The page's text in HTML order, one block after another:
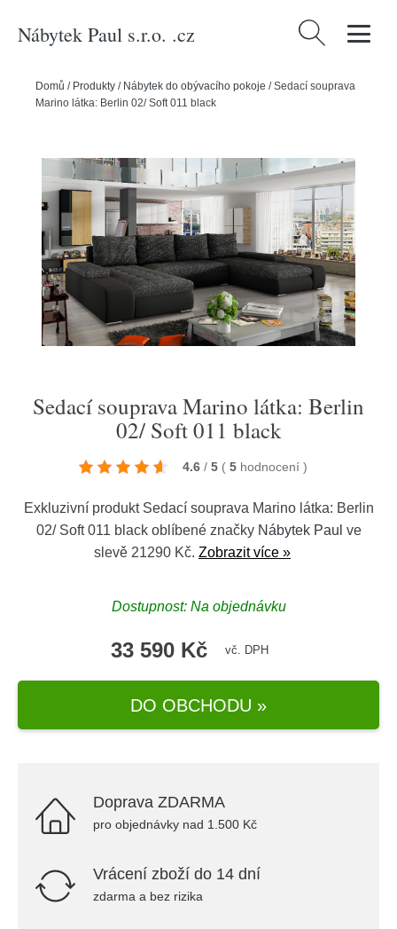
Nábytek Paul s.r.o. .cz Vyhledávání
Domů / Produkty / Nábytek do obývacího pokoje /Sedací souprava
Marino látka: Berlin 02/ Soft 011 black
Sedací souprava Marino látka: Berlin
02/ Soft 011 black
4.6 / 5 ( 5 hodnocení )
Exkluzivní produkt Sedací souprava Marino látka: Berlin
02/ Soft 011 black oblíbené značky Nábytek Paul ve
slevě 21290 Kč. Zobrazit více »
Dostupnost: Na objednávku
33 590 Kč vč. DPH
DO OBCHODU »
Doprava ZDARMA
pro objednávky nad 1.500 Kč
Vrácení zboží do 14 dní
zdarma a bez rizika